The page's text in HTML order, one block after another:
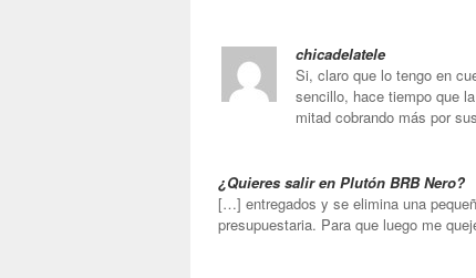
chicadelatele
Si, claro que lo tengo en
sencillo, hace tiempo que
mitad cobrando más por
¿Quieres salir en Plutón BRB Nero?
[…] entregados y se elimina una
presupuestaria. Para que luego me